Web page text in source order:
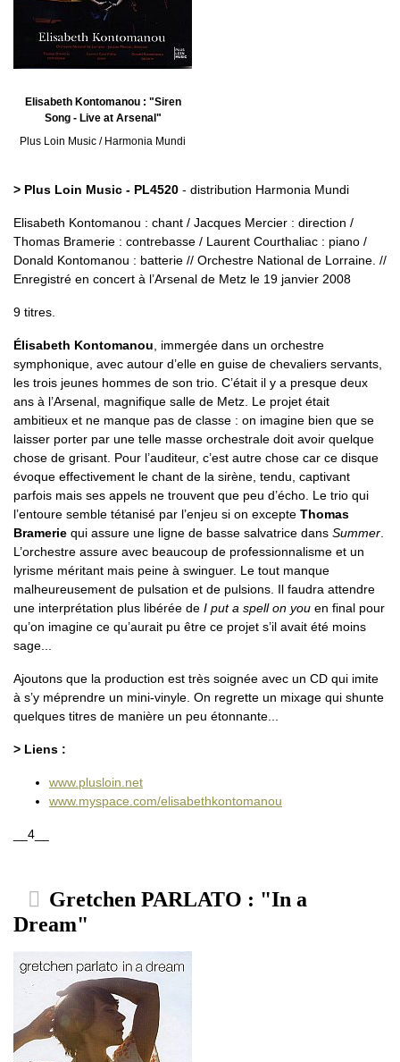
Elisabeth Kontomanou : "Siren
Song - Live at Arsenal"
Plus Loin Music / Harmonia Mundi
> Plus Loin Music - PL4520 - distribution Harmonia Mundi
Elisabeth Kontomanou : chant / Jacques Mercier : direction /
Thomas Bramerie : contrebasse / Laurent Courthaliac : piano /
Donald Kontomanou : batterie // Orchestre National de Lorraine. //
Enregistré en concert à l’Arsenal de Metz le 19 janvier 2008
9 titres.
Élisabeth Kontomanou , immergée dans un orchestre
symphonique, avec autour d’elle en guise de chevaliers servants,
les trois jeunes hommes de son trio. C’était il y a presque deux
ans à l’Arsenal, magnifique salle de Metz. Le projet était
ambitieux et ne manque pas de classe : on imagine bien que se
laisser porter par une telle masse orchestrale doit avoir quelque
chose de grisant. Pour l’auditeur, c’est autre chose car ce disque
évoque effectivement le chant de la sirène, tendu, captivant
parfois mais ses appels ne trouvent que peu d’écho. Le trio qui
l’entoure semble tétanisé par l’enjeu si on excepte Thomas
Bramerie qui assure une ligne de basse salvatrice dans Summer
L’orchestre assure avec beaucoup de professionnalisme et un
lyrisme méritant mais peine à swinguer. Le tout manque
malheureusement de pulsation et de pulsions. Il faudra attendre
une interprétation plus libérée de I put a spell on you en final pour
qu’on imagine ce qu’aurait pu être ce projet s’il avait été moins
sage...
Ajoutons que la production est très soignée avec un CD qui imite
à s’y méprendre un mini-vinyle. On regrette un mixage qui shunte
quelques titres de manière un peu étonnante...
> Liens :
www.plusloin.net
www.myspace.com/elisabethkontomanou
__4__
Gretchen PARLATO : "In a
Dream"